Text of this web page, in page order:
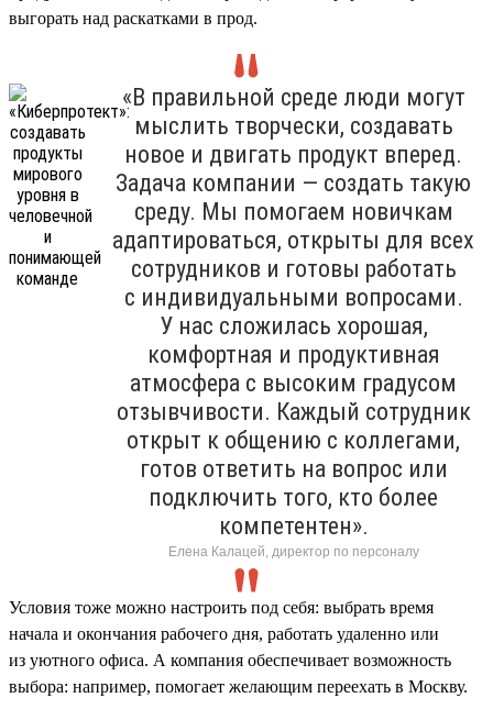
выгорать над раскатками в прод.
«В правильной среде люди могут
мыслить творчески, создавать
новое и двигать продукт вперед.
Задача компании — создать такую
среду. Мы помогаем новичкам
адаптироваться, открыты для всех
сотрудников и готовы работать
с индивидуальными вопросами.
У нас сложилась хорошая,
комфортная и продуктивная
атмосфера с высоким градусом
отзывчивости. Каждый сотрудник
открыт к общению с коллегами,
готов ответить на вопрос или
подключить того, кто более
компетентен».
Елена Калацей, директор по персоналу
Условия тоже можно настроить под себя: выбрать время
начала и окончания рабочего дня, работать удаленно или
из уютного офиса. А компания обеспечивает возможность
выбора: например, помогает желающим переехать в Москву.